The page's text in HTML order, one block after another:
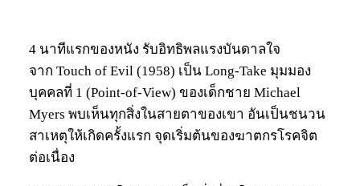
4 นาทีแรกของหนัง รับอิทธิพลแรงบันดาลใจ
จาก Touch of Evil (1958) เป็น Long-Take มุมมอง
บุคคลที่ 1 (Point-of-View) ของเด็กชาย Michael
Myers พบเห็นทุกสิ่งในสายตาของเขา อันเป็นชนวน
สาเหตุให้เกิดครั้งแรก จุดเริ่มต้นของฆาตกรโรคจิต
ต่อเนื่อง